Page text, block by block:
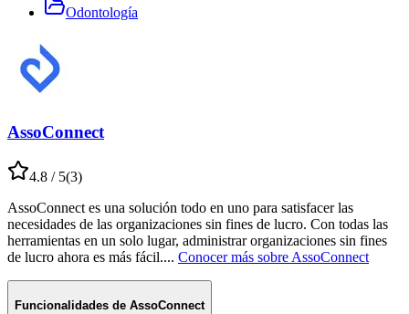
Odontología
AssoConnect
4.8 / 5(3)
AssoConnect es una solución todo en uno para satisfacer las
necesidades de las organizaciones sin fines de lucro. Con todas las
herramientas en un solo lugar, administrar organizaciones sin fines
de lucro ahora es más fácil.... Conocer más sobre AssoConnect
Funcionalidades de AssoConnect